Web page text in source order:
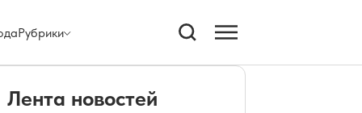
Рубрики
Лента новостей